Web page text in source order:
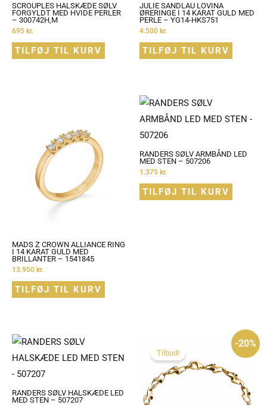
SCROUPLES HALSKÆDE SØLV
FORGYLDT MED HVIDE PERLER
– 300742H,M
695 kr.
TILFØJ TIL KURV
JULIE SANDLAU LOVINA
ØRERINGE I 14 KARAT GULD MED
PERLE – YG14-HKS751
4.500 kr.
TILFØJ TIL KURV
MADS Z CROWN ALLIANCE RING
I 14 KARAT GULD MED
BRILLANTER – 1541845
13.950 kr.
TILFØJ TIL KURV
RANDERS SØLV ARMBÅND LED
MED STEN – 507206
1.375 kr.
TILFØJ TIL KURV
RANDERS SØLV HALSKÆDE LED
MED STEN – 507207
-20%
Tilbud!
pris
var:
999 kr..
er:
799 kr..